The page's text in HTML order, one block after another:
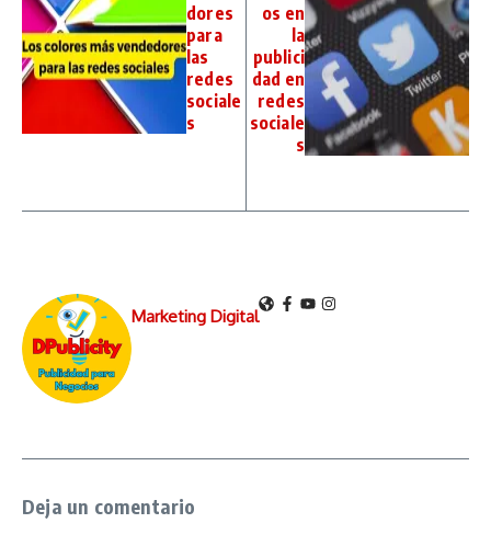
dores
para
las
redes
sociale
s
os en
la
publici
dad en
redes
sociale
s
Marketing Digital
Deja un comentario